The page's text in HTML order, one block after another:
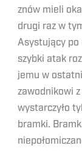
znów mieli
drugi raz w
Asystujący po
szybki atak
jemu w
zawodnikowi
wystarczyło
bramki.